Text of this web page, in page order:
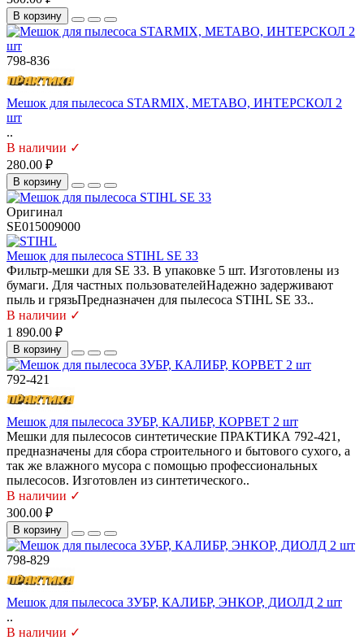
В корзину
798-836
Мешок для пылесоса STARMIX, METABO, ИНТЕРСКОЛ 2
шт
..
В наличии ✓
280.00 ₽
В корзину
Оригинал
SE015009000
Мешок для пылесоса STIHL SE 33
Фильтр-мешки для SE 33. В упаковке 5 шт. Изготовлены из
бумаги. Для частных пользователейНадежно задерживают
пыль и грязьПредназначен для пылесоса STIHL SE 33..
В наличии ✓
1 890.00 ₽
В корзину
792-421
Мешок для пылесоса ЗУБР, КАЛИБР, КОРВЕТ 2 шт
Мешки для пылесосов синтетические ПРАКТИКА 792-421,
предназначены для сбора строительного и бытового сухого, а
так же влажного мусора с помощью профессиональных
пылесосов. Изготовлен из синтетического..
В наличии ✓
300.00 ₽
В корзину
798-829
Мешок для пылесоса ЗУБР, КАЛИБР, ЭНКОР, ДИОЛД 2 шт
..
В наличии ✓